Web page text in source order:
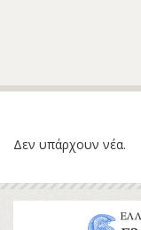
Δεν υπάρχουν νέα.